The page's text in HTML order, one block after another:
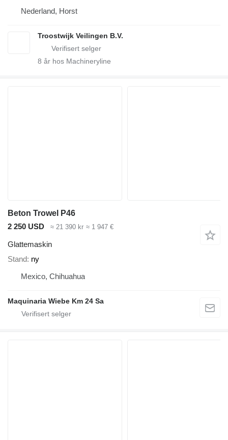
Nederland, Horst
Troostwijk Veilingen B.V.
8 år hos Machineryline
Beton Trowel P46
2 250 USD
≈ 21 390 kr ≈ 1 947 €
Glattemaskin
Stand ny
Mexico, Chihuahua
Maquinaria Wiebe Km 24 Sa